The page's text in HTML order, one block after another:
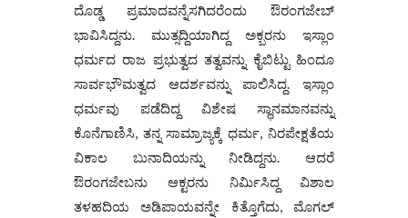
ದೊಡ್ಡ ಪ್ರಮಾದವನ್ನೆಸಗಿದರೆಂದು ಔರಂಗಜೇಬ್
ಭಾವಿಸಿದ್ದನು. ಮುತ್ಸದ್ದಿಯಾಗಿದ್ದ ಅಕ್ಬರನು ಇಸ್ಲಾಂ
ಧರ್ಮದ ರಾಜ ಪ್ರಭುತ್ವದ ತತ್ವವನ್ನು ಕೈಬಿಟ್ಟು ಹಿಂದೂ
ಸಾರ್ವಭೌಮತ್ವದ ಆದರ್ಶವನ್ನು ಪಾಲಿಸಿದ್ದ. ಇಸ್ಲಾಂ
ಧರ್ಮವು ಪಡೆದಿದ್ದ ವಿಶೇಷ ಸ್ಥಾನಮಾನವನ್ನು
ಕೊನೆಗಾಣಿಸಿ, ತನ್ನ ಸಾಮ್ರಾಜ್ಯಕ್ಕೆ ಧರ್ಮ, ನಿರಪೇಕ್ಷತೆಯ
ವಿಕಾಲ ಬುನಾದಿಯನ್ನು ನೀಡಿದ್ದನು. ಆದರೆ
ಔರಂಗಜೇಬನು ಆಕ್ಟರನು ನಿರ್ಮಿಸಿದ್ದ ವಿಶಾಲ
ತಳಹದಿಯ ಅಡಿಪಾಯವನ್ನೇ ಕಿತ್ತೊಗೆದು, ಮೊಗಲ್